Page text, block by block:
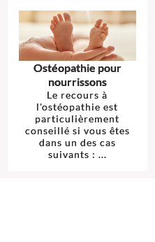
Ostéopathie pour
nourrissons
Le recours à
l'ostéopathie est
particulièrement
conseillé si vous êtes
dans un des cas
suivants : ...